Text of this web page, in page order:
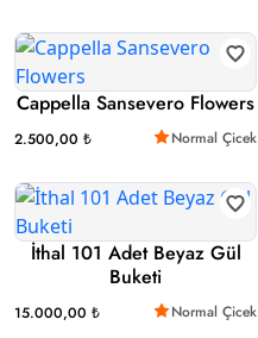
Cappella Sansevero Flowers
2.500,00 ₺ Normal Çicek
İthal 101 Adet Beyaz Gül
Buketi
15.000,00 ₺ Normal Çicek